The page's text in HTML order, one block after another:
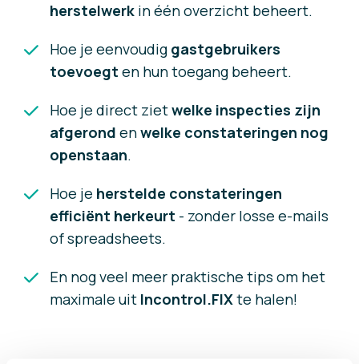
herstelwerk in één overzicht beheert.
Hoe je eenvoudig gastgebruikers
toevoegt en hun toegang beheert.
Hoe je direct zietwelke inspecties zijn
afgerond enwelke constateringen nog
openstaan.
Hoe je herstelde constateringen
efficiënt herkeurt - zonder losse e-mails
of spreadsheets.
En nog veel meer praktische tips om het
maximale uit Incontrol.FIXte halen!